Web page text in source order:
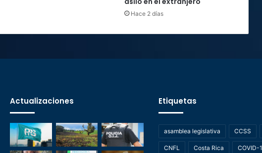
Hace 2 días
Actualizaciones Etiquetas
asamblea legislativa CCSS
CNFL Costa Rica COVID-